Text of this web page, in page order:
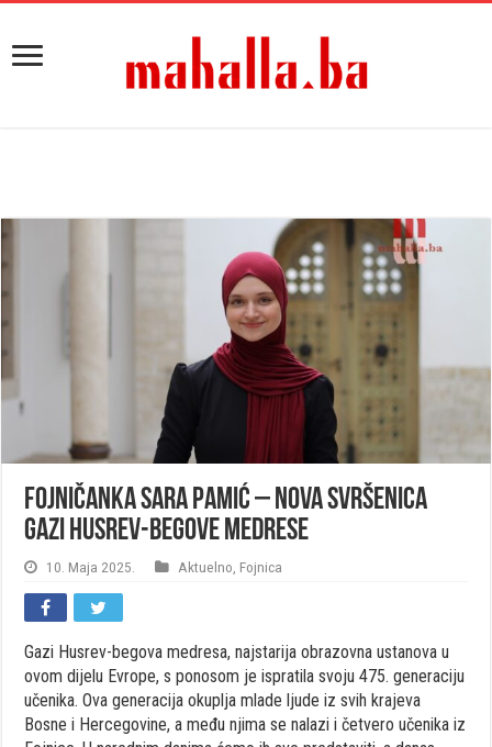
Fojničanka Sara Pamić – nova svršenica
Gazi Husrev-begove medrese
10. Maja 2025. Aktuelno Fojnica
Gazi Husrev-begova medresa, najstarija obrazovna ustanova u
ovom dijelu Evrope, s ponosom je ispratila svoju 475. generaciju
učenika. Ova generacija okuplja mlade ljude iz svih krajeva
Bosne i Hercegovine, a među njima se nalazi i četvero učenika iz